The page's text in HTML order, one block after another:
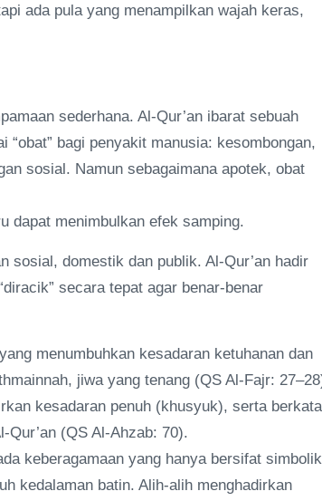
ada pula yang menampilkan wajah keras,
sederhana. Al-Qur’an ibarat sebuah
bagi penyakit manusia: kesombongan,
sosial. Namun sebagaimana apotek, obat
dapat menimbulkan efek samping.
sosial, domestik dan publik. Al-Qur’an hadir
secara tepat agar benar-benar
menumbuhkan kesadaran ketuhanan dan
jiwa yang tenang (QS Al-Fajr:
kesadaran penuh (khusyuk), serta berkata
Qur’an (QS Al-Ahzab: 70).
keberagamaan yang hanya bersifat
kedalaman batin. Alih-alih menghadirkan